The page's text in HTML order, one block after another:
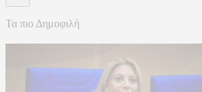
Τα πιο Δημοφιλή